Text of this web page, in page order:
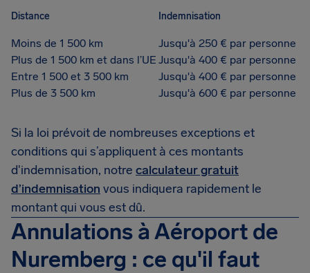
Distance Indemnisation
Moins de 1 500 km
Jusqu'à 250 € par personne
Plus de 1 500 km et dans l’UE Jusqu'à 400 € par personne
Entre 1 500 et 3 500 km
Jusqu'à 400 € par personne
Plus de 3 500 km
Jusqu'à 600 € par personne
Si la loi prévoit de nombreuses exceptions et
conditions qui s’appliquent à ces montants
d'indemnisation, notre calculateur gratuit
d’indemnisation vous indiquera rapidement le
montant qui vous est dû.
Annulations à Aéroport de
Nuremberg : ce qu'il faut